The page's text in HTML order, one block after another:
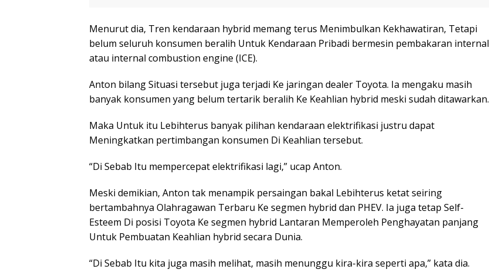
Menurut dia, Tren kendaraan hybrid memang terus Menimbulkan Kekhawatiran, Tetapi
belum seluruh konsumen beralih Untuk Kendaraan Pribadi bermesin pembakaran internal
atau internal combustion engine (ICE).
Anton bilang Situasi tersebut juga terjadi Ke jaringan dealer Toyota. Ia mengaku masih
banyak konsumen yang belum tertarik beralih Ke Keahlian hybrid meski sudah ditawarkan.
Maka Untuk itu Lebihterus banyak pilihan kendaraan elektrifikasi justru dapat
Meningkatkan pertimbangan konsumen Di Keahlian tersebut.
“Di Sebab Itu mempercepat elektrifikasi lagi,” ucap Anton.
Meski demikian, Anton tak menampik persaingan bakal Lebihterus ketat seiring
bertambahnya Olahragawan Terbaru Ke segmen hybrid dan PHEV. Ia juga tetap Self-
Esteem Di posisi Toyota Ke segmen hybrid Lantaran Memperoleh Penghayatan panjang
Untuk Pembuatan Keahlian hybrid secara Dunia.
“Di Sebab Itu kita juga masih melihat, masih menunggu kira-kira seperti apa,” kata dia.